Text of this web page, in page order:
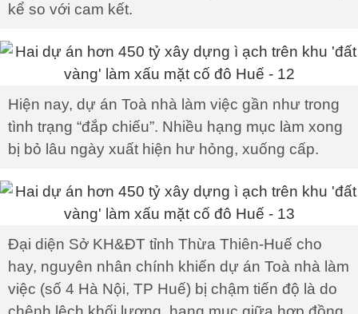
kể so với cam kết.
Hiện nay, dự án Toà nhà làm việc gần như trong
tình trạng “đắp chiếu”. Nhiều hạng mục làm xong
bị bỏ lâu ngày xuất hiện hư hỏng, xuống cấp.
Đại diện Sở KH&ĐT tỉnh Thừa Thiên-Huế cho
hay, nguyên nhân chính khiến dự án Toà nhà làm
việc (số 4 Hà Nội, TP Huế) bị chậm tiến độ là do